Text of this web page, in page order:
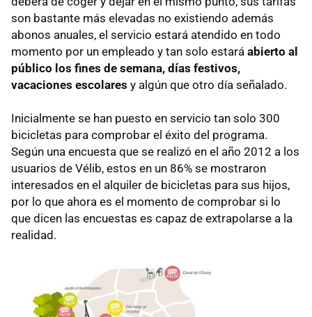
son bastante más elevadas no existiendo además
abonos anuales, el servicio estará atendido en todo
momento por un empleado y tan solo estará abierto al
público los fines de semana, días festivos,
vacaciones escolares y algún que otro día señalado.
Inicialmente se han puesto en servicio tan solo 300
bicicletas para comprobar el éxito del programa.
Según una encuesta que se realizó en el año 2012 a los
usuarios de Vélib, estos en un 86% se mostraron
interesados en el alquiler de bicicletas para sus hijos,
por lo que ahora es el momento de comprobar si lo
que dicen las encuestas es capaz de extrapolarse a la
realidad.